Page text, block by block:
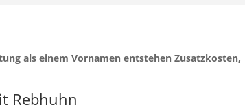
als einem Vornamen entstehen Zusatzkosten,
Rebhuhn